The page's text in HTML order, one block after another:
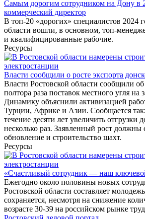
Самым дорогим сотрудником на Дону в
коммерческий директор
В топ-20 «дорогих» специалистов 2024
области вошли, в основном, топ-
и квалифицированные рабочие.
Ресурсы
Власти сообщили о росте экспорта
Власти Ростовской области сообщили
полтора раза поставок местного угля
Динамику объяснили активизацией
Турции, Африке и Азии. Сообщается
течение десяти лет увеличить отгрузки
несколько раз. Заявленный рост должны
обновление и строительство шахт.
Ресурсы
«Счастливый сотрудник — наш
Ежегодно около половины новых
Ростовской области составляет
сохраняется, несмотря на снижение
возрасте 30-39 на российском рынке